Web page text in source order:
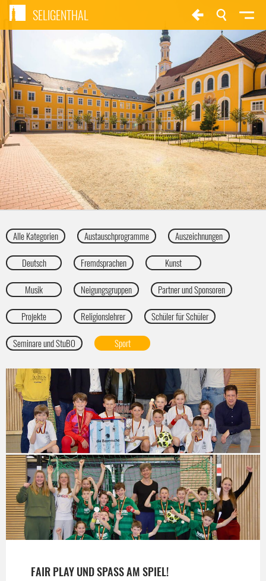
Alle Kategorien Austauschprogramme Auszeichnungen
Deutsch Fremdsprachen Kunst
Musik Neigungsgruppen Partner und Sponsoren
Projekte Religionslehrer Schüler für Schüler
Seminare und StuBO Sport
FAIR PLAY UND SPASS AM SPIEL!
SELIGENTHAL